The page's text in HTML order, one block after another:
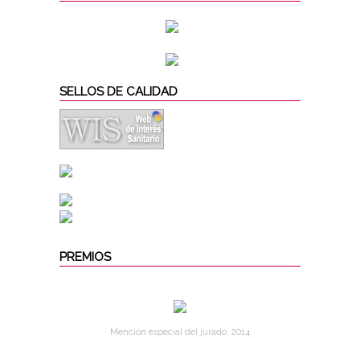
SELLOS DE CALIDAD
PREMIOS
Mención especial del jurado. 2014